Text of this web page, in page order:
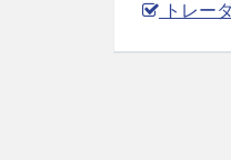
トレー